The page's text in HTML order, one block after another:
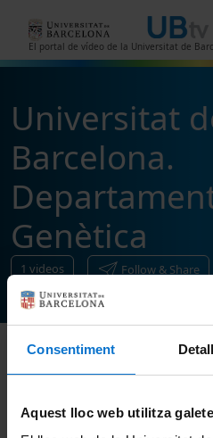
Consentiment
Aquest lloc web utilitza
El portal de vídeo de la Universitat de
Universitat
Barcelona.
Genètica
1 videos Follow & Share
Sort